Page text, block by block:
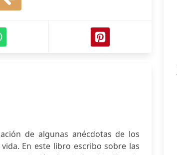
de algunas anécdotas de los
En este libro escribo sobre las